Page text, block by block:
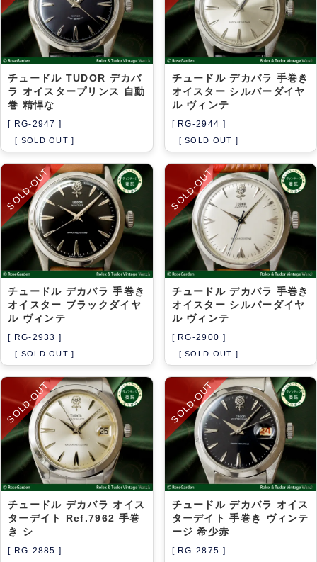
チュードル TUDOR デカバ
ラ オイスタープリンス 自動
巻 精悍な
[ RG-2947 ]
[ SOLD OUT ]
チュードル デカバラ 手巻き
オイスター シルバーダイヤ
ル ヴィンテ
[ RG-2944 ]
[ SOLD OUT ]
SOLD-OUT
チュードル デカバラ 手巻き
オイスター ブラックダイヤ
ル ヴィンテ
[ RG-2933 ]
[ SOLD OUT ]
SOLD-OUT
チュードル デカバラ 手巻き
オイスター シルバーダイヤ
ル ヴィンテ
[ RG-2900 ]
[ SOLD OUT ]
SOLD-OUT
チュードル デカバラ オイス
ターデイト Ref.7962 手巻
き シ
[ RG-2885 ]
SOLD-OUT
チュードル デカバラ オイス
ターデイト 手巻き ヴィンテ
ージ 希少赤
[ RG-2875 ]